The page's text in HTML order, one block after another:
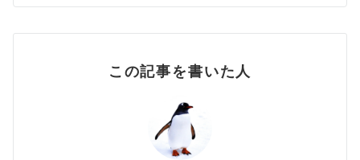
この記事を書いた人